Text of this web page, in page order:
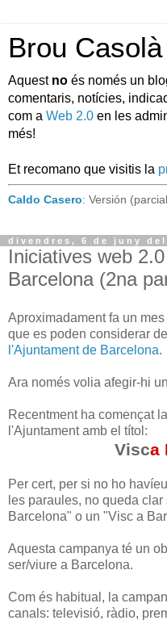
Brou Casolà
Aquest no és només un
comentaris, notícies,
com a Web 2.0 en les
més!
Et recomano que visitis la
Caldo Casero: Versión
divendres, 6 de juny del
Iniciatives web
Barcelona (2na
Aproximadament fa un
que es poden considerar
l'Ajuntament de Barcelona.
Ara només volia afegir-hi
Recentment ha començat
l'Ajuntament amb el títol:
Visca
Per cert, per si no ho
les paraules, no queda
Barcelona" o un "Visc a
Aquesta campanya té un
ser/viure a Barcelona.
Com és habitual, la
canals: televisió, ràdio,